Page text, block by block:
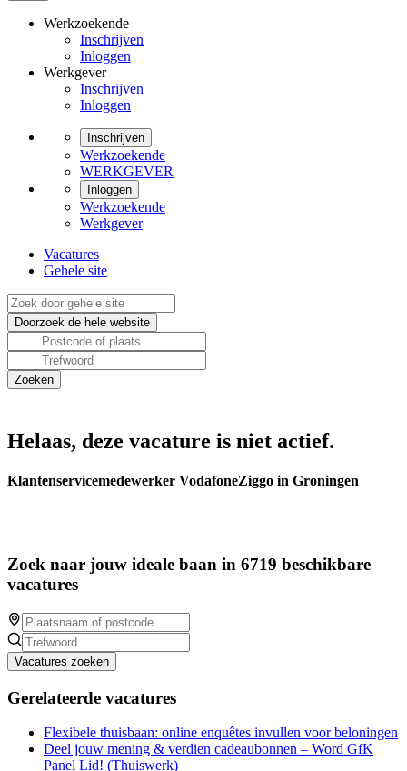
Werkzoekende
Inschrijven
Inloggen
Werkgever
Inschrijven
Inloggen
Inschrijven
Werkzoekende
WERKGEVER
Inloggen
Werkzoekende
Werkgever
Vacatures
Gehele site
Helaas, deze vacature is niet actief.
Klantenservicemedewerker VodafoneZiggo in Groningen
Zoek naar jouw ideale baan in 6719 beschikbare
vacatures
Vacatures zoeken
Gerelateerde vacatures
Flexibele thuisbaan: online enquêtes invullen voor beloningen
Deel jouw mening & verdien cadeaubonnen – Word GfK
Panel Lid! (Thuiswerk)